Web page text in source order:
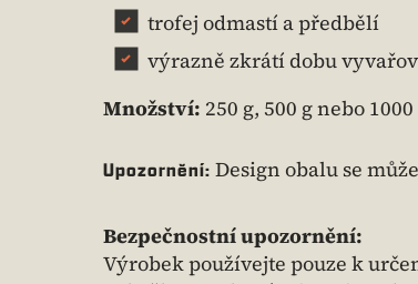
trofej odmastí a předbělí
výrazně zkrátí dobu
Množství: 250 g, 500 g nebo 1000
Upozornění: Design obalu se
Bezpečnostní upozornění:
Výrobek používejte pouze k